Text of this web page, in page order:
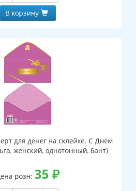
В корзину
для денег на склейке. С Днем
женский, однотонный, бант)
розн: 35 ₽